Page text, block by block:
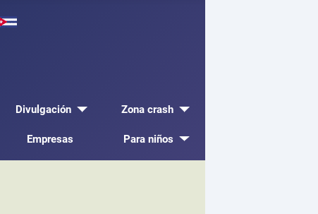
Divulgación Zona crash
Empresas Para niños